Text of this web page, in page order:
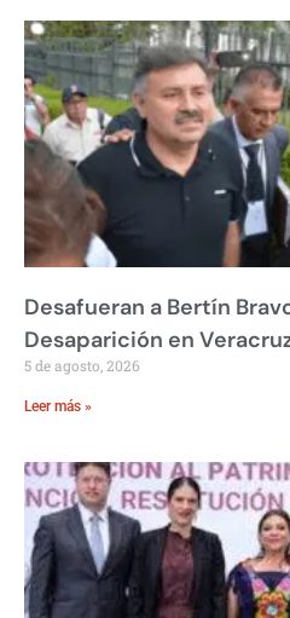
Desafueran a Bertín
Desaparición en
5 de agosto, 2026
Leer más »